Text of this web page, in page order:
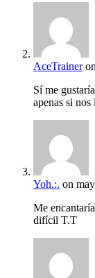
AceTrainer
Sí me
apenas si
Yoh.:. on
Me
difícil T.T